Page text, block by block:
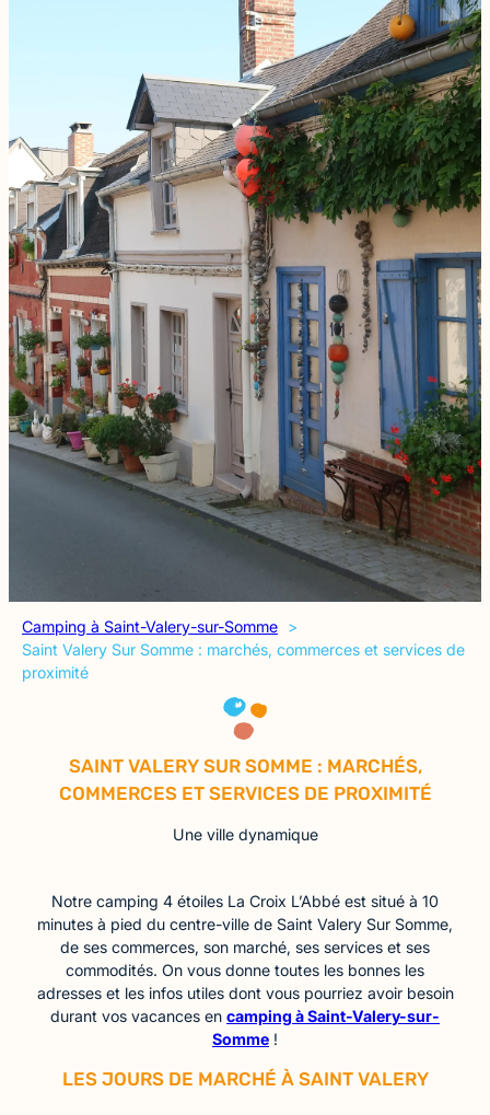
Camping à Saint-Valery-sur-Somme
Saint Valery Sur Somme : marchés, commerces et services de
proximité
SAINT VALERY SUR SOMME : MARCHÉS,
COMMERCES ET SERVICES DE PROXIMITÉ
Une ville dynamique
Notre camping 4 étoiles La Croix L’Abbé est situé à 10
minutes à pied du centre-ville de Saint Valery Sur Somme,
de ses commerces, son marché, ses services et ses
commodités. On vous donne toutes les bonnes les
adresses et les infos utiles dont vous pourriez avoir besoin
durant vos vacances en camping à Saint-Valery-sur-
Somme !
LES JOURS DE MARCHÉ À SAINT VALERY